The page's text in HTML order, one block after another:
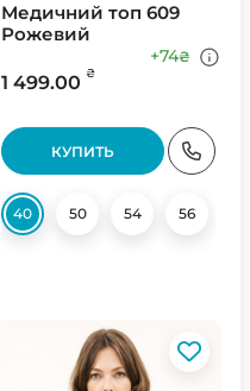
52
Медичний топ 609
Рожевий
1 499.00 ₴
+74₴
КУПИТЬ
40 50 54 56